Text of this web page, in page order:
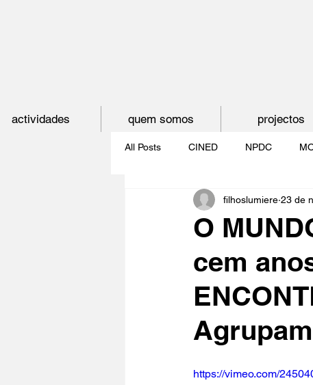
All Posts CINED NPDC
O CINEMA, CEM ANOS DE
CINECLUBE DAS GAIVOTAS
O
cem
filhoslumiere 23 de
https://vimeo.com/
actividades quem somos projectos